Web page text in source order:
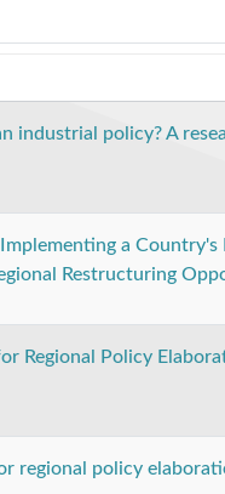
industrial policy? A
a Country's
Restructuring
Regional Policy
regional policy